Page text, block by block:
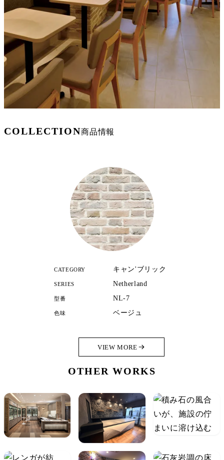
COLLECTION商品情報
CATEGORY キャン'ブリック
SERIES Netherland
型番 NL-7
色味 ベージュ
VIEW MORE
OTHER WORKS